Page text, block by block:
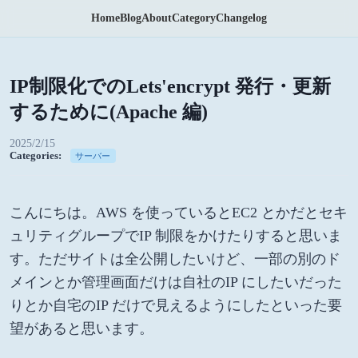
HomeBlogAboutCategoryChangelog
IP制限化でのLets'encrypt 発行・更新
するために(Apache 編)
2025/2/15
Categories: サーバー
こんにちは。AWS を使っているとEC2 とかだとセキ
ュリティグループでIP 制限をかけたりすると思いま
す。ただサイトは全公開したいけど、一部の別のド
メインとか管理画面だけは自社のIP にしたいだった
りとか自宅のIP だけで見えるようにしたといった要
望があると思います。